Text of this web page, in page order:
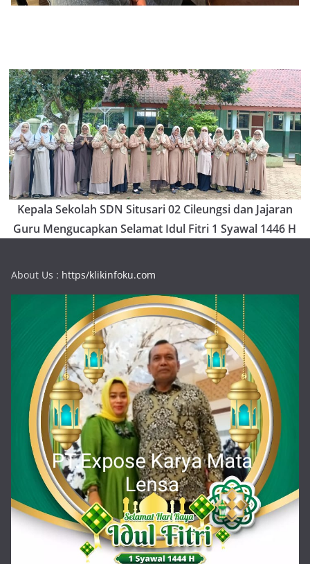
Kepala Sekolah SDN Situsari 02 Cileungsi dan Jajaran
Guru Mengucapkan Selamat Idul Fitri 1 Syawal 1446 H
About Us : https/klikinfoku.com